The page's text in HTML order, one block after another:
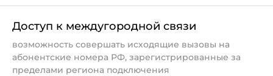
Доступ к междугородной связи
возможность совершать исходящие вызовы на
абонентские номера РФ, зарегистрированные за
пределами региона подключения